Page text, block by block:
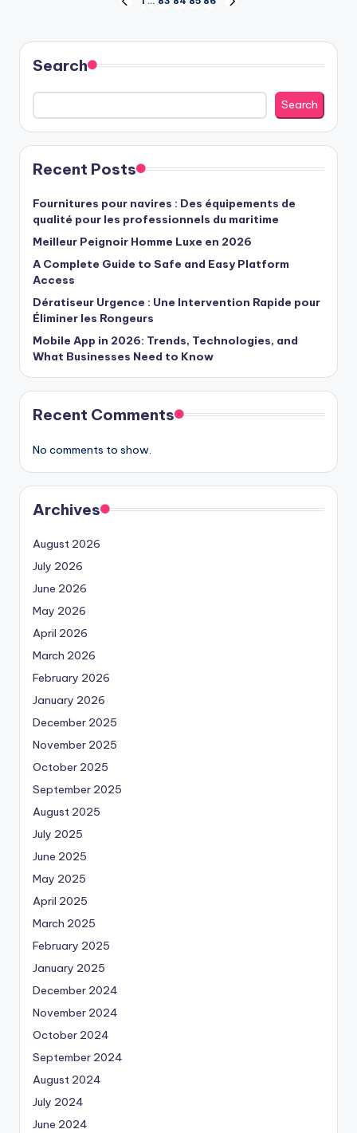
pagination
PREVIOUS
Search
Search
Recent Posts
Fournitures pour navires : Des équipements de
qualité pour les professionnels du maritime
Meilleur Peignoir Homme Luxe en 2026
A Complete Guide to Safe and Easy Platform
Access
Dératiseur Urgence : Une Intervention Rapide pour
Éliminer les Rongeurs
Mobile App in 2026: Trends, Technologies, and
What Businesses Need to Know
Recent Comments
No comments to show.
Archives
August 2026
July 2026
June 2026
May 2026
April 2026
March 2026
February 2026
January 2026
December 2025
November 2025
October 2025
September 2025
August 2025
July 2025
June 2025
May 2025
April 2025
March 2025
February 2025
January 2025
December 2024
November 2024
October 2024
September 2024
August 2024
July 2024
June 2024